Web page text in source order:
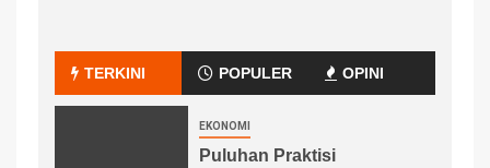
TERKINI POPULER OPINI
EKONOMI
Puluhan Praktisi